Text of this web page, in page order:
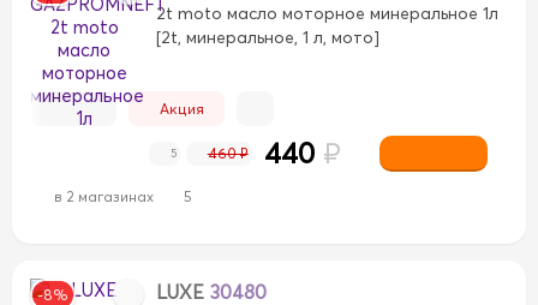
2t moto масло моторное минеральное 1л
[2t, минеральное, 1 л, мото]
Акция
в 2 магазинах 5
5 460 ₽ 440 ₽
-8% LUXE 30480